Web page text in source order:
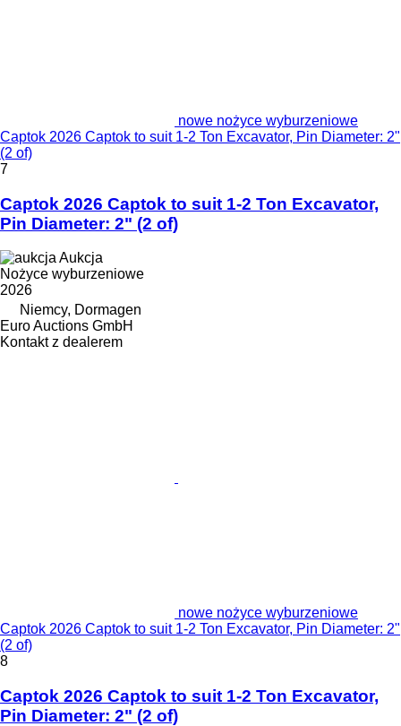
nowe nożyce wyburzeniowe
Captok 2026 Captok to suit 1-2 Ton Excavator, Pin Diameter: 2"
(2 of)
7
Captok 2026 Captok to suit 1-2 Ton Excavator,
Pin Diameter: 2" (2 of)
Aukcja
Nożyce wyburzeniowe
2026
Niemcy, Dormagen
Euro Auctions GmbH
Kontakt z dealerem
nowe nożyce wyburzeniowe
Captok 2026 Captok to suit 1-2 Ton Excavator, Pin Diameter: 2"
(2 of)
8
Captok 2026 Captok to suit 1-2 Ton Excavator,
Pin Diameter: 2" (2 of)